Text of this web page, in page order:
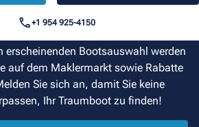
+1 954 925-4150
Hier Einsteigen
erscheinenden Bootsauswahl werden
auf dem Maklermarkt sowie Rabatte
Sie sich an, damit Sie keine
Ihr Traumboot zu finden!